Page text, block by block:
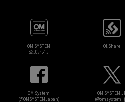
OM SYSTEM
公式アプリ
OI.Share
OM System
(@OMSYSTEMJapan)
OM SYSTEM